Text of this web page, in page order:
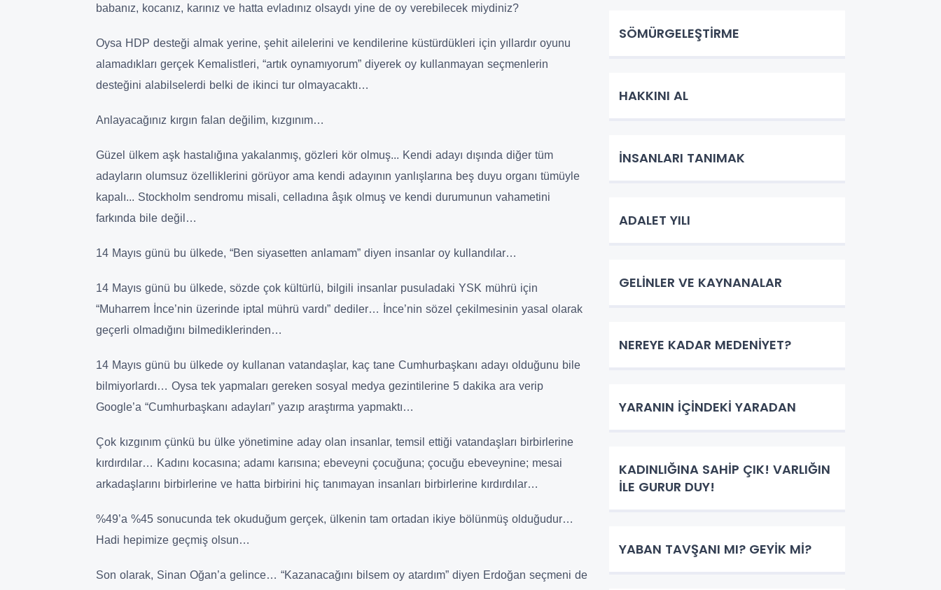
babanız, kocanız, karınız ve hatta evladınız olsaydı yine de oy verebilecek miydiniz?
Oysa HDP desteği almak yerine, şehit ailelerini ve kendilerine küstürdükleri için yıllardır oyunu
alamadıkları gerçek Kemalistleri, “artık oynamıyorum” diyerek oy kullanmayan seçmenlerin
desteğini alabilselerdi belki de ikinci tur olmayacaktı…
Anlayacağınız kırgın falan değilim, kızgınım…
Güzel ülkem aşk hastalığına yakalanmış, gözleri kör olmuş... Kendi adayı dışında diğer tüm
adayların olumsuz özelliklerini görüyor ama kendi adayının yanlışlarına beş duyu organı tümüyle
kapalı... Stockholm sendromu misali, celladına âşık olmuş ve kendi durumunun vahametini
farkında bile değil…
14 Mayıs günü bu ülkede, “Ben siyasetten anlamam” diyen insanlar oy kullandılar…
14 Mayıs günü bu ülkede, sözde çok kültürlü, bilgili insanlar pusuladaki YSK mührü için
“Muharrem İnce’nin üzerinde iptal mührü vardı” dediler… İnce’nin sözel çekilmesinin yasal olarak
geçerli olmadığını bilmediklerinden…
14 Mayıs günü bu ülkede oy kullanan vatandaşlar, kaç tane Cumhurbaşkanı adayı olduğunu bile
bilmiyorlardı… Oysa tek yapmaları gereken sosyal medya gezintilerine 5 dakika ara verip
Google’a “Cumhurbaşkanı adayları” yazıp araştırma yapmaktı…
Çok kızgınım çünkü bu ülke yönetimine aday olan insanlar, temsil ettiği vatandaşları birbirlerine
kırdırdılar… Kadını kocasına; adamı karısına; ebeveyni çocuğuna; çocuğu ebeveynine; mesai
arkadaşlarını birbirlerine ve hatta birbirini hiç tanımayan insanları birbirlerine kırdırdılar…
%49’a %45 sonucunda tek okuduğum gerçek, ülkenin tam ortadan ikiye bölünmüş olduğudur…
Hadi hepimize geçmiş olsun…
Son olarak, Sinan Oğan’a gelince… “Kazanacağını bilsem oy atardım” diyen Erdoğan seçmeni de
SÖMÜRGELEŞTİRME
HAKKINI AL
İNSANLARI TANIMAK
ADALET YILI
GELİNLER VE KAYNANALAR
NEREYE KADAR MEDENİYET?
YARANIN İÇİNDEKİ YARADAN
KADINLIĞINA SAHİP ÇIK! VARLIĞIN
İLE GURUR DUY!
YABAN TAVŞANI MI? GEYİK Mİ?